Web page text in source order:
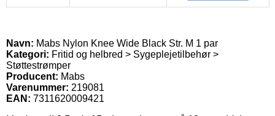
Navn: Mabs Nylon Knee Wide Black Str. M 1 par
Kategori: Fritid og helbred > Sygeplejetilbehør >
Støttestrømper
Producent: Mabs
Varenummer: 219081
EAN: 7311620009421